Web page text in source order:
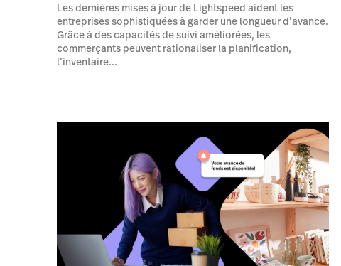
Les dernières mises à jour de Lightspeed aident les
entreprises sophistiquées à garder une longueur d’avance.
Grâce à des capacités de suivi améliorées, les
commerçants peuvent rationaliser la planification,
l’inventaire...